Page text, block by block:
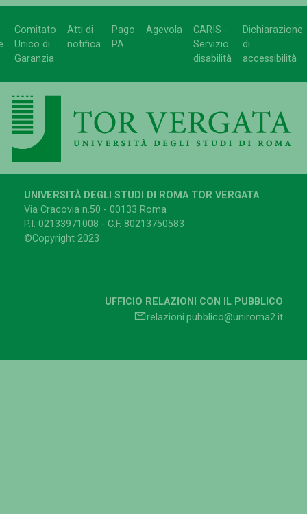
Comitato
Unico di
Garanzia
Atti di
notifica
Pago
PA
Agevola
CARIS -
Servizio
disabilità
Dichiarazione
di
accessibilità
UNIVERSITÀ DEGLI STUDI DI ROMA TOR VERGATA
Via Cracovia n.50 - 00133 Roma
P.I. 02133971008 - C.F. 80213750583
©Copyright 2023
UFFICIO RELAZIONI CON IL PUBBLICO
relazioni.pubblico@uniroma2.it